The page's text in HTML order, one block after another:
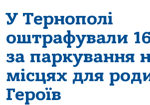
У Тернополі
оштрафували 16
за паркування
місцях для
Героїв